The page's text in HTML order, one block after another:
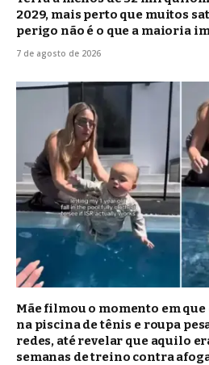
2029, mais perto que muitos
perigo não é o que a maioria
7 de agosto de 2026
Mãe filmou o momento em que
na piscina de tênis e roupa
redes, até revelar que aquilo
semanas de treino contra